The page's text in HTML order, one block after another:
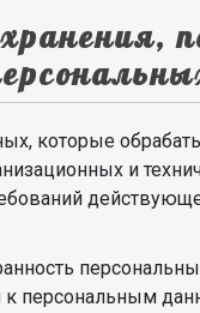
которые
и
персональным